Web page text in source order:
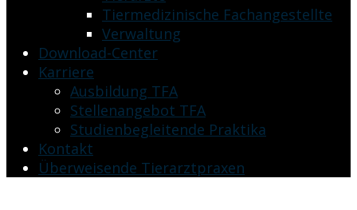
Tiermedizinische Fachangestellte
Verwaltung
Download-Center
Karriere
Ausbildung TFA
Stellenangebot TFA
Studienbegleitende Praktika
Kontakt
Überweisende Tierarztpraxen